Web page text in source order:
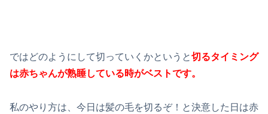
ではどのようにして切っていくかというと切るタイミング
は赤ちゃんが熟睡している時がベストです。
私のやり方は、今日は髪の毛を切るぞ！と決意した日は赤